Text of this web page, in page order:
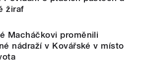
žiraf
Macháčkovi proměnili
nádraží v Kovářské v místo